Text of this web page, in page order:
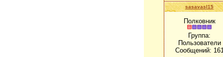
sasavasl15
Полковник
Группа:
Пользователи
Сообщений: